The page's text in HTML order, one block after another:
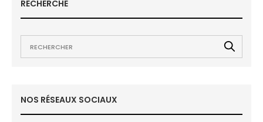
RECHERCHE
NOS RÉSEAUX SOCIAUX